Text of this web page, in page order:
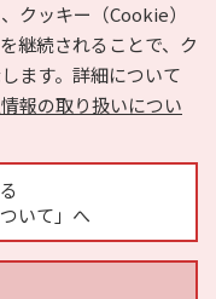
クッキー（Cookie）
継続されることで、ク
ます。詳細について
報の取り扱いについ
いて」へ
Reserved.